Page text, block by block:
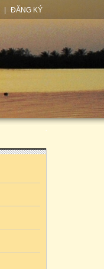
ĐĂNG KÝ